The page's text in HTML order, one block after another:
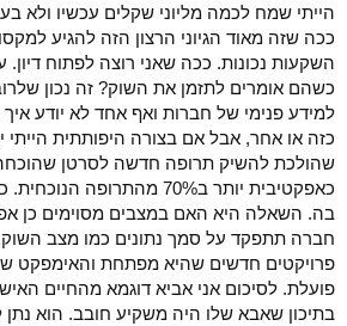
הייתי שמח לכמה מליוני שקלים עכשיו ולא
ככה שזה מאוד הגיוני הרצון הזה להגיע
השקעות נכונות. ככה שאני רוצה לפתוח
כשהם אומרים לתזמן את השוק? זה נכון
למידע פנימי של חברות ואף אחד לא יודע
כזה או אחר, אבל אם בצורה היפותתית הייתי
שהולכת להשיק תרופה חדשה לסרטן שהוכחה
כאפקטיבית יותר ב70%
בה. השאלה היא האם במצבים מסוימים כן
חברה תתפקד על סמך נתונים כמו מצב השוק,
פרויקטים חדשים שהיא מפתחת והאימפקט
פועלת. לסיכום אני אביא דוגמא מהחיים
בתיכון שאבא שלו היה משקיע חובב. הוא